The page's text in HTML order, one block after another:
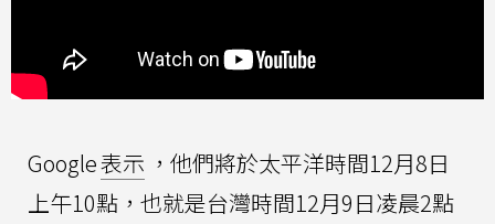
Google表示 ，他們將於太平洋時間12月8日
上午10點，也就是台灣時間12月9日凌晨2點